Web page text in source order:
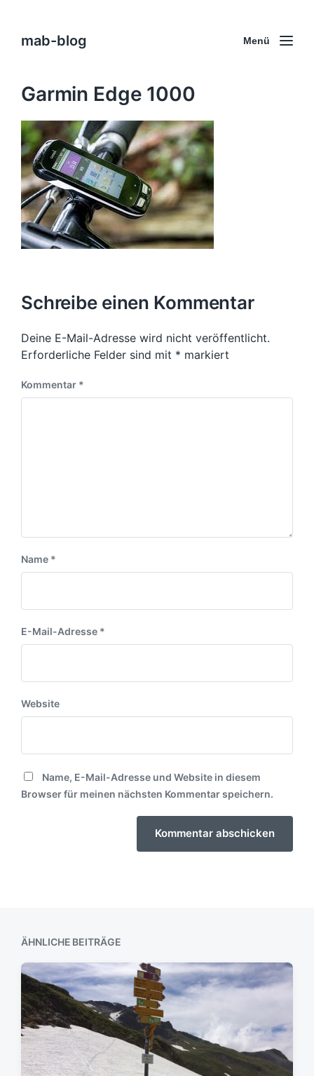
mab-blog Menü
Garmin Edge 1000
Schreibe einen Kommentar
Deine E-Mail-Adresse wird nicht veröffentlicht.
Erforderliche Felder sind mit * markiert
Kommentar *
Name *
E-Mail-Adresse *
Website
Name, E-Mail-Adresse und Website in diesem
Browser für meinen nächsten Kommentar speichern.
ÄHNLICHE BEITRÄGE